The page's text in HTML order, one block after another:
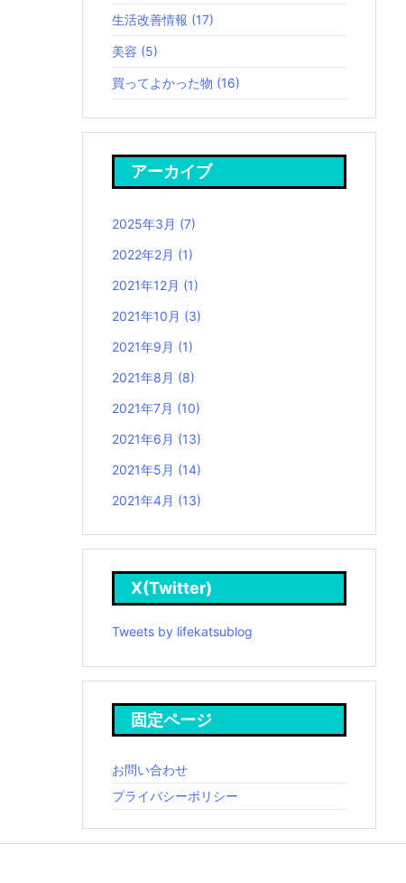
生活改善情報 (17)
美容 (5)
買ってよかった物 (16)
アーカイブ
2025年3月 (7)
2022年2月 (1)
2021年12月 (1)
2021年10月 (3)
2021年9月 (1)
2021年8月 (8)
2021年7月 (10)
2021年6月 (13)
2021年5月 (14)
2021年4月 (13)
X(Twitter)
Tweets by lifekatsublog
固定ページ
お問い合わせ
プライバシーポリシー